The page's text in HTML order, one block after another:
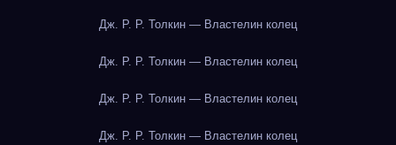
Дж. Р. Р. Толкин — Властелин колец
Дж. Р. Р. Толкин — Властелин колец
Дж. Р. Р. Толкин — Властелин колец
Дж. Р. Р. Толкин — Властелин колец